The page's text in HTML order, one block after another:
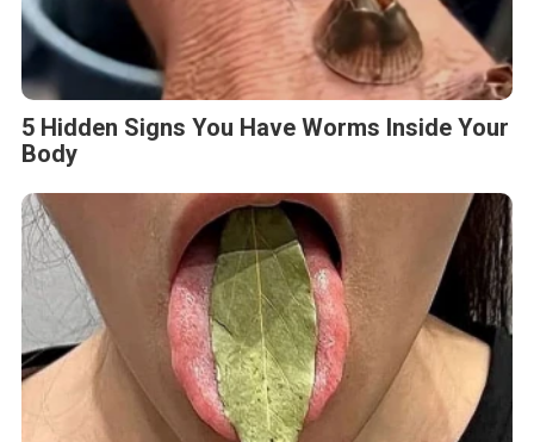
5 Hidden Signs You Have Worms Inside Your
Body